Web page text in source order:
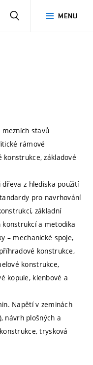
MENU
stavů
rámové
základové
z hlediska použití
pro navrhování
základní
a metodika
– mechanické spoje,
konstrukce,
konstrukce,
kopule, klenbové a
Napětí v zeminách
návrh plošných a
trysková